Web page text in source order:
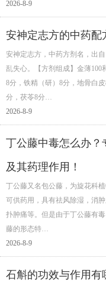
2026-8-9
安神定志方的中药配
安神定志方，中药方剂名，出
乱失心。【方剂组成】金薄100
8分，铁精（研）8分，地骨白
分，茯苓8分…
2026-8-9
丁公藤中毒怎么办？
及其药理作用！
丁公藤又名包公藤，为旋花科
可供药用，具有祛风除湿，消
扑肿痛等。但是由于丁公藤有
藤的形态特…
2026-8-9
石斛的功效与作用有